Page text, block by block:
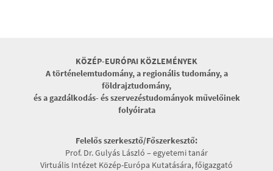
KÖZÉP-EURÓPAI KÖZLEMÉNYEK
A történelemtudomány, a regionális tudomány, a
földrajztudomány,
és a gazdálkodás- és szervezéstudományok művelőinek
folyóirata
Felelős szerkesztő/Főszerkesztő:
Prof. Dr. Gulyás László – egyetemi tanár
Virtuális Intézet Közép-Európa Kutatására, főigazgató